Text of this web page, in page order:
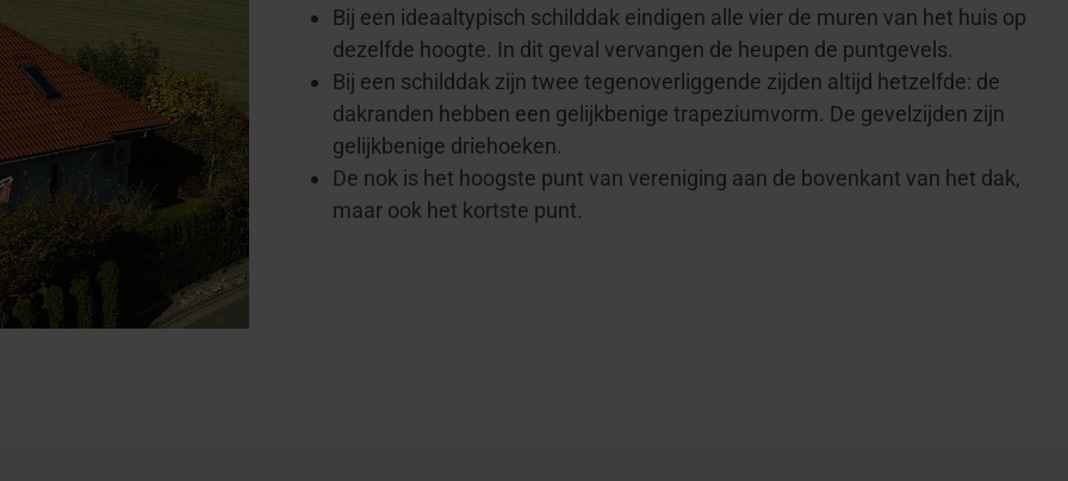
Bij een ideaaltypisch schilddak eindigen alle vier de muren van het huis op
dezelfde hoogte. In dit geval vervangen de heupen de puntgevels.
Bij een schilddak zijn twee tegenoverliggende zijden altijd hetzelfde: de
dakranden hebben een gelijkbenige trapeziumvorm. De gevelzijden zijn
gelijkbenige driehoeken.
De nok is het hoogste punt van vereniging aan de bovenkant van het dak,
maar ook het kortste punt.